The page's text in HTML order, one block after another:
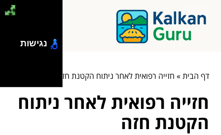
דף הבית» חזייה רפואית לאחר ניתוח הקטנת חזה
חזייה רפואית לאחר ניתוח
הקטנת חזה
נגישות